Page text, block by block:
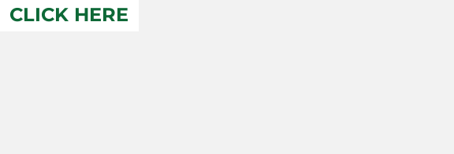
CLICK HERE